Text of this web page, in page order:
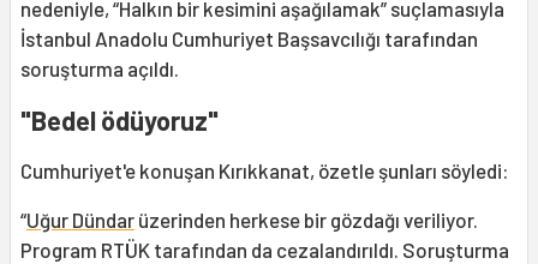
nedeniyle, “Halkın bir kesimini aşağılamak” suçlamasıyla
İstanbul Anadolu Cumhuriyet Başsavcılığı tarafından
soruşturma açıldı.
"Bedel ödüyoruz"
Cumhuriyet'e konuşan Kırıkkanat, özetle şunları söyledi:
“Uğur Dündar üzerinden herkese bir gözdağı veriliyor.
Program RTÜK tarafından da cezalandırıldı. Soruşturma